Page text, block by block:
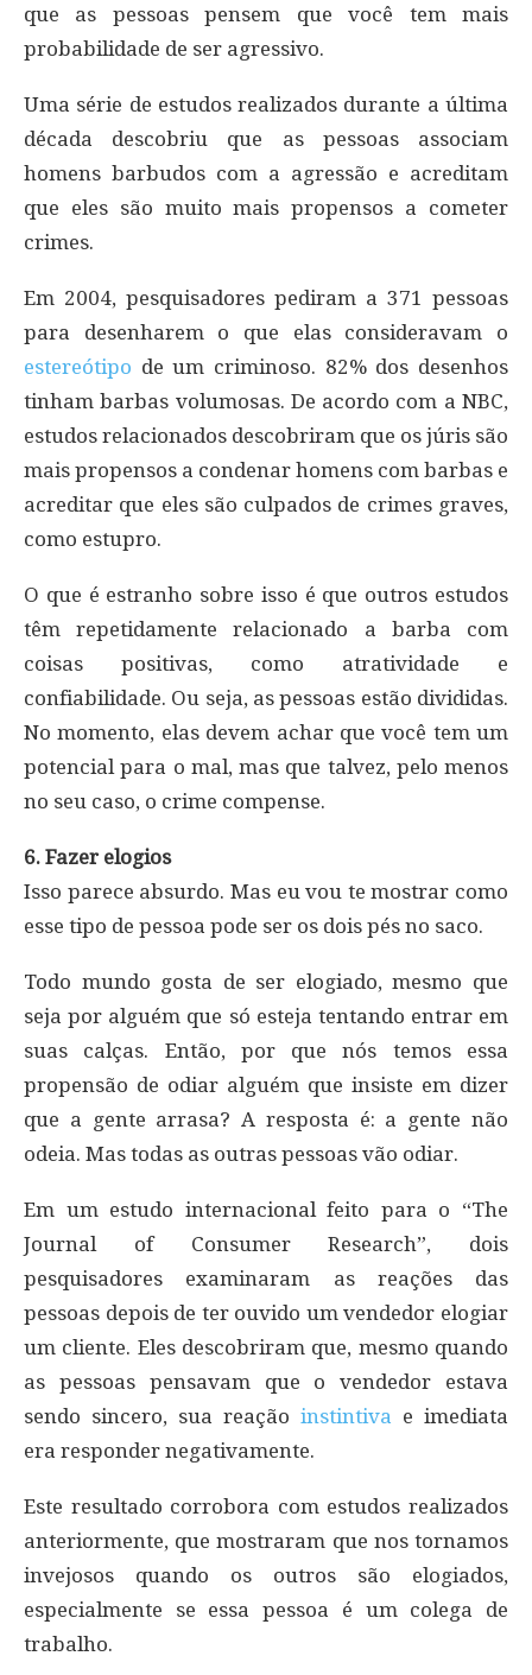
que as pessoas pensem que você tem mais
probabilidade de ser agressivo.
Uma série de estudos realizados durante a última
década descobriu que as pessoas associam
homens barbudos com a agressão e acreditam
que eles são muito mais propensos a cometer
crimes.
Em 2004, pesquisadores pediram a 371 pessoas
para desenharem o que elas consideravam o
estereótipo de um criminoso. 82% dos desenhos
tinham barbas volumosas. De acordo com a NBC,
estudos relacionados descobriram que os júris são
mais propensos a condenar homens com barbas e
acreditar que eles são culpados de crimes graves,
como estupro.
O que é estranho sobre isso é que outros estudos
têm repetidamente relacionado a barba com
coisas positivas, como atratividade e
confiabilidade. Ou seja, as pessoas estão divididas.
No momento, elas devem achar que você tem um
potencial para o mal, mas que talvez, pelo menos
no seu caso, o crime compense.
6. Fazer elogios
Isso parece absurdo. Mas eu vou te mostrar como
esse tipo de pessoa pode ser os dois pés no saco.
Todo mundo gosta de ser elogiado, mesmo que
seja por alguém que só esteja tentando entrar em
suas calças. Então, por que nós temos essa
propensão de odiar alguém que insiste em dizer
que a gente arrasa? A resposta é: a gente não
odeia. Mas todas as outras pessoas vão odiar.
Em um estudo internacional feito para o “The
Journal of Consumer Research”, dois
pesquisadores examinaram as reações das
pessoas depois de ter ouvido um vendedor elogiar
um cliente. Eles descobriram que, mesmo quando
as pessoas pensavam que o vendedor estava
sendo sincero, sua reação instintiva e imediata
era responder negativamente.
Este resultado corrobora com estudos realizados
anteriormente, que mostraram que nos tornamos
invejosos quando os outros são elogiados,
especialmente se essa pessoa é um colega de
trabalho.